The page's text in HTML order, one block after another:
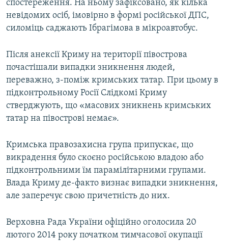
спостереження. На ньому зафіксовано, як кілька
невідомих осіб, імовірно в формі російської ДПС,
силоміць саджають Ібрагімова в мікроавтобус.
Після анексії Криму на території півострова
почастішали випадки зникнення людей,
переважно, з-поміж кримських татар. При цьому в
підконтрольному Росії Слідкомі Криму
стверджують, що «масових зникнень кримських
татар на півострові немає».
Кримська правозахисна група припускає, що
викрадення було скоєно російською владою або
підконтрольними їм парамілітарними групами.
Влада Криму де-факто визнає випадки зникнення,
але заперечує свою причетність до них.
Верховна Рада України офіційно оголосила 20
лютого 2014 року початком тимчасової окупації